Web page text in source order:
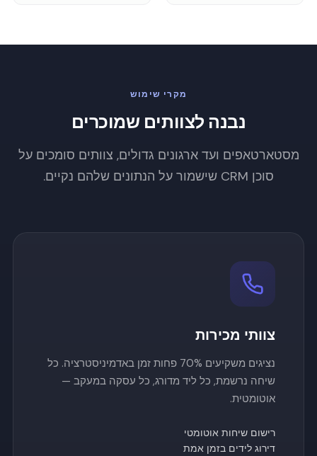
מקרי שימוש
נבנה לצוותים שמוכרים
מסטארטאפים ועד ארגונים גדולים, צוותים סומכים על
סוכן CRM שישמור על הנתונים שלהם נקיים.
צוותי מכירות
נציגים משקיעים 70% פחות זמן באדמיניסטרציה. כל
שיחה נרשמת, כל ליד מדורג, כל עסקה במעקב —
אוטומטית.
רישום שיחות אוטומטי
דירוג לידים בזמן אמת